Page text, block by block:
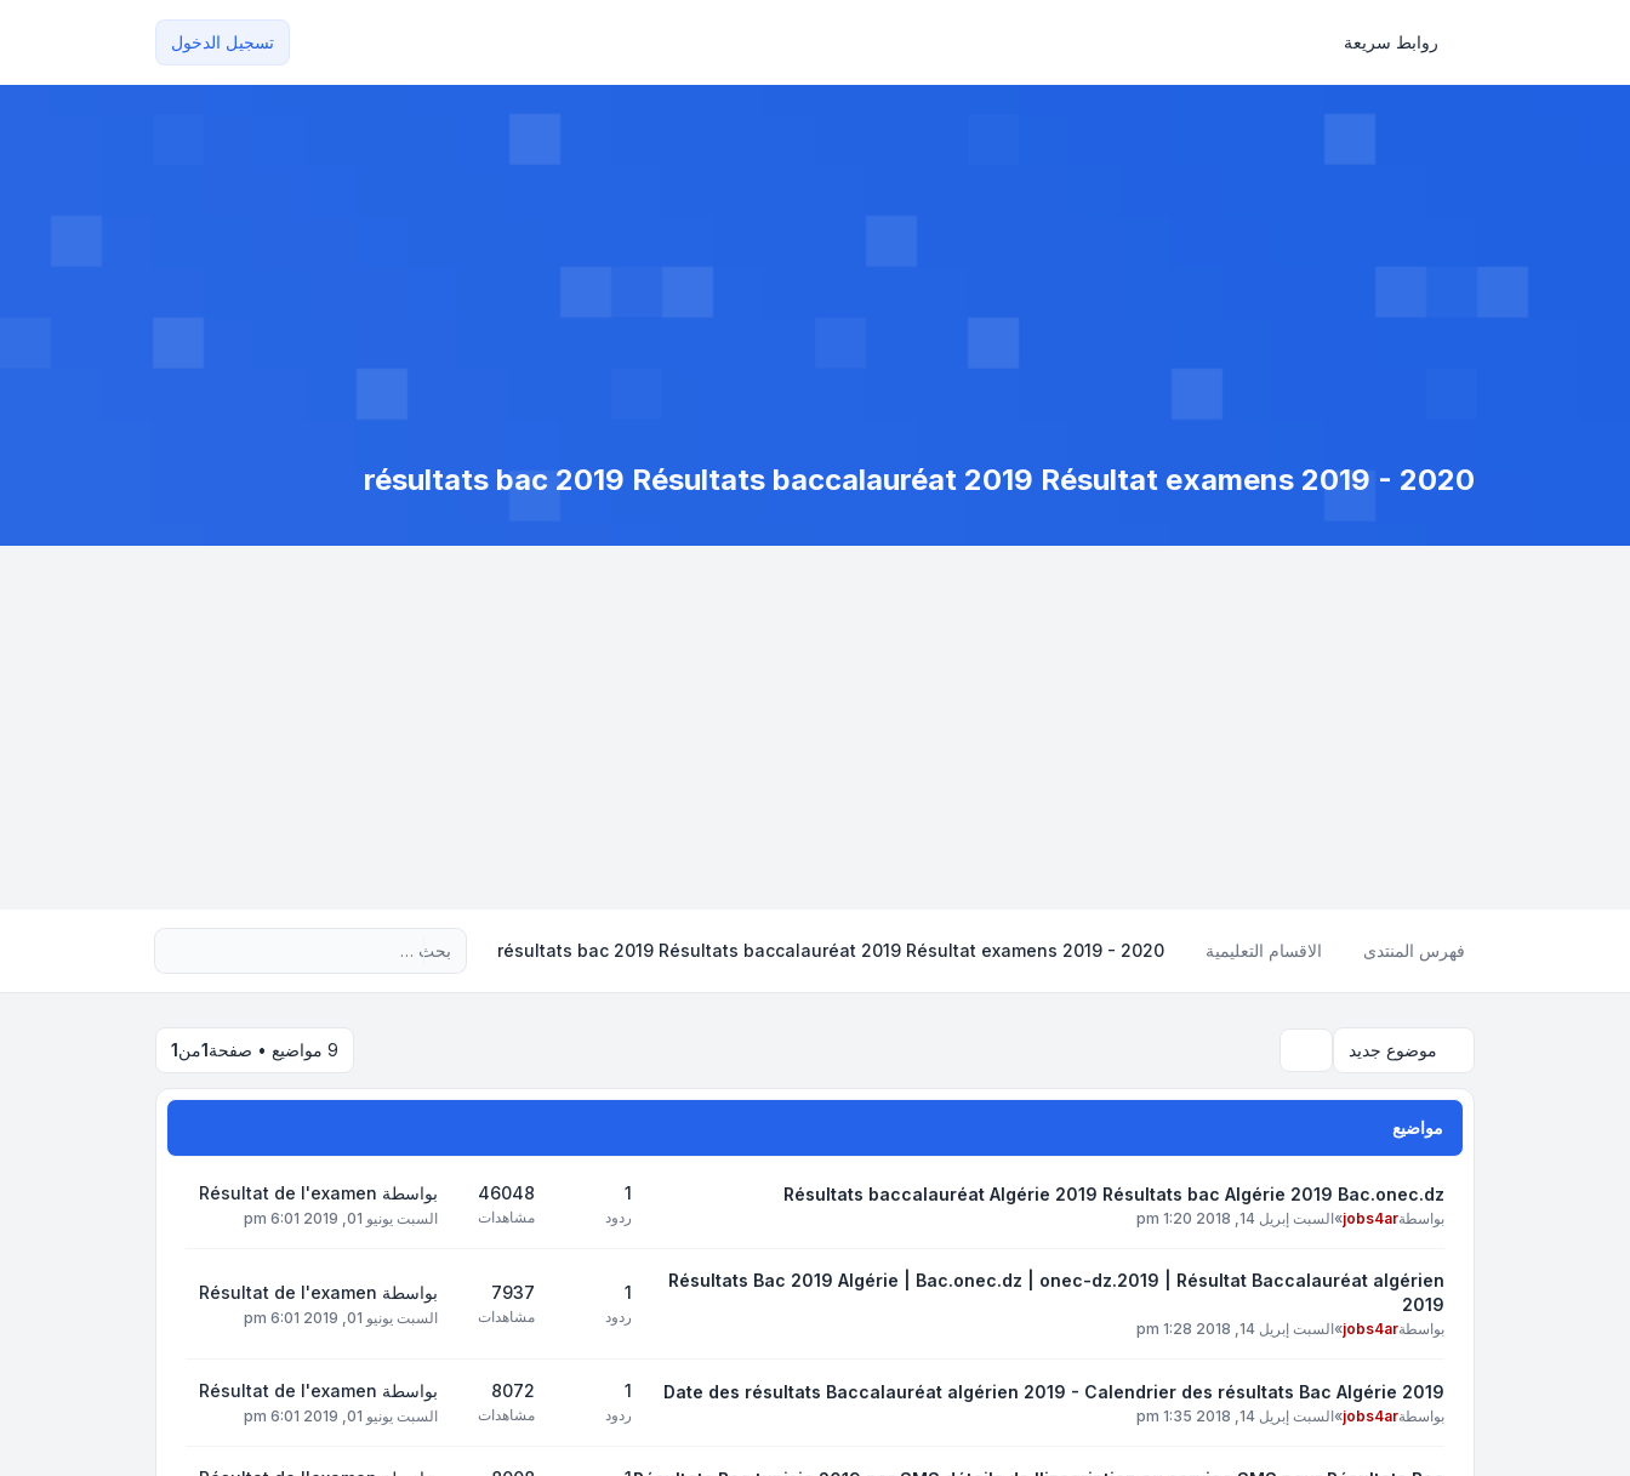
روابط سريعة تسجيل الدخول
résultats bac 2019 Résultats baccalauréat 2019 Résultat examens 2019 - 2020
فهرس المنتدى الاقسام التعليمية résultats bac 2019 Résultats baccalauréat 2019 Résultat examens 2019 - 2020
موضوع جديد 9 مواضيع • صفحة 1من1
مواضيع
Résultats baccalauréat Algérie 2019 Résultats bac Algérie 2019 Bac.onec.dz
بواسطةjobs4ar
»السبت إبريل 14, 2018 1:20 pm
1
ردود
46048
مشاهدات
بواسطة Résultat de l'examen
السبت يونيو 01, 2019 6:01 pm
Résultats Bac 2019 Algérie | Bac.onec.dz | onec-dz.2019 | Résultat Baccalauréat algérien
2019
بواسطةjobs4ar
»السبت إبريل 14, 2018 1:28 pm
1
ردود
7937
مشاهدات
بواسطة Résultat de l'examen
السبت يونيو 01, 2019 6:01 pm
Date des résultats Baccalauréat algérien 2019 - Calendrier des résultats Bac Algérie 2019
بواسطةjobs4ar
»السبت إبريل 14, 2018 1:35 pm
1
ردود
8072
مشاهدات
بواسطة Résultat de l'examen
السبت يونيو 01, 2019 6:01 pm